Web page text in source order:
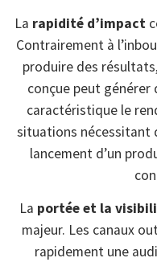
La rapidité d’impact
Contrairement à
produire des
conçue peut
caractéristique le
situations nécessitant
lancement d’un
La portée et la
majeur. Les canaux
rapidement une